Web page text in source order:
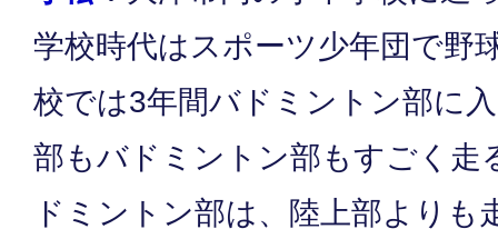
学校時代はスポーツ少年団で野
校では3年間バドミントン部に
部もバドミントン部もすごく走
ドミントン部は、陸上部よりも